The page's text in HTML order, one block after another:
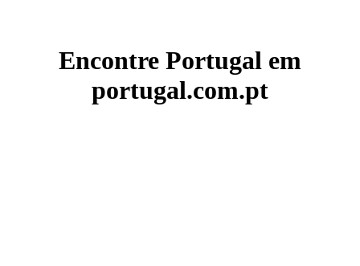
Encontre Portugal em
portugal.com.pt